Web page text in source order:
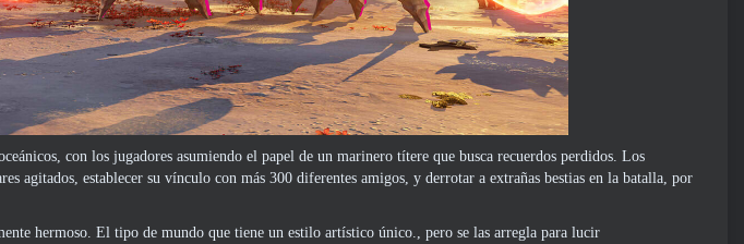
con los jugadores asumiendo el papel de un marinero títere que busca recuerdos perdidos. Los
agitados, establecer su vínculo con más 300 diferentes amigos, y derrotar a extrañas bestias en la batalla, por
hermoso. El tipo de mundo que tiene un estilo artístico único., pero se las arregla para lucir